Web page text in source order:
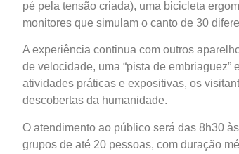
pé pela tensão criada), uma bicicleta
monitores que simulam o canto de 30
A experiência continua com outros
de velocidade, uma “pista de
atividades práticas e expositivas, os
descobertas da humanidade.
O atendimento ao público será das 8h30
grupos de até 20 pessoas, com duração